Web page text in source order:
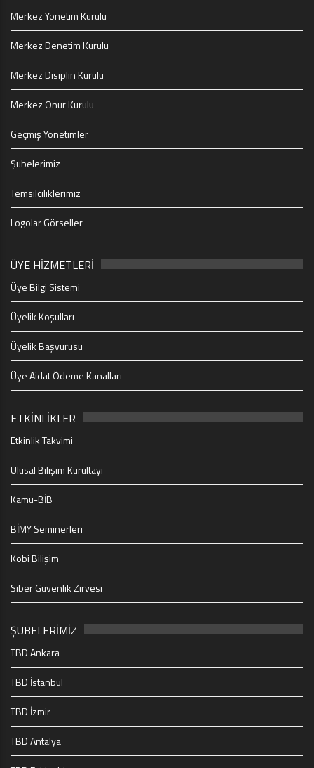
Merkez Yönetim Kurulu
Merkez Denetim Kurulu
Merkez Disiplin Kurulu
Merkez Onur Kurulu
Geçmiş Yönetimler
Şubelerimiz
Temsilciliklerimiz
Logolar Görseller
ÜYE HİZMETLERİ
Üye Bilgi Sistemi
Üyelik Koşulları
Üyelik Başvurusu
Üye Aidat Ödeme Kanalları
ETKİNLİKLER
Etkinlik Takvimi
Ulusal Bilişim Kurultayı
Kamu-BİB
BİMY Seminerleri
Kobi Bilişim
Siber Güvenlik Zirvesi
ŞUBELERİMİZ
TBD Ankara
TBD İstanbul
TBD İzmir
TBD Antalya